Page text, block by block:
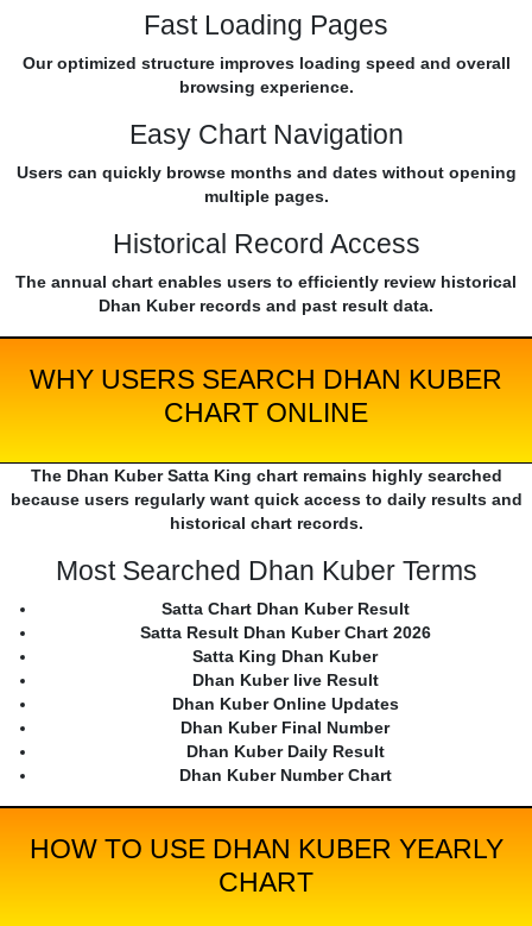
Fast Loading Pages
Our optimized structure improves loading speed and overall
browsing experience.
Easy Chart Navigation
Users can quickly browse months and dates without opening
multiple pages.
Historical Record Access
The annual chart enables users to efficiently review historical
Dhan Kuber records and past result data.
WHY USERS SEARCH DHAN KUBER
CHART ONLINE
The Dhan Kuber Satta King chart remains highly searched
because users regularly want quick access to daily results and
historical chart records.
Most Searched Dhan Kuber Terms
Satta Chart Dhan Kuber Result
Satta Result Dhan Kuber Chart 2026
Satta King Dhan Kuber
Dhan Kuber live Result
Dhan Kuber Online Updates
Dhan Kuber Final Number
Dhan Kuber Daily Result
Dhan Kuber Number Chart
HOW TO USE DHAN KUBER YEARLY
CHART